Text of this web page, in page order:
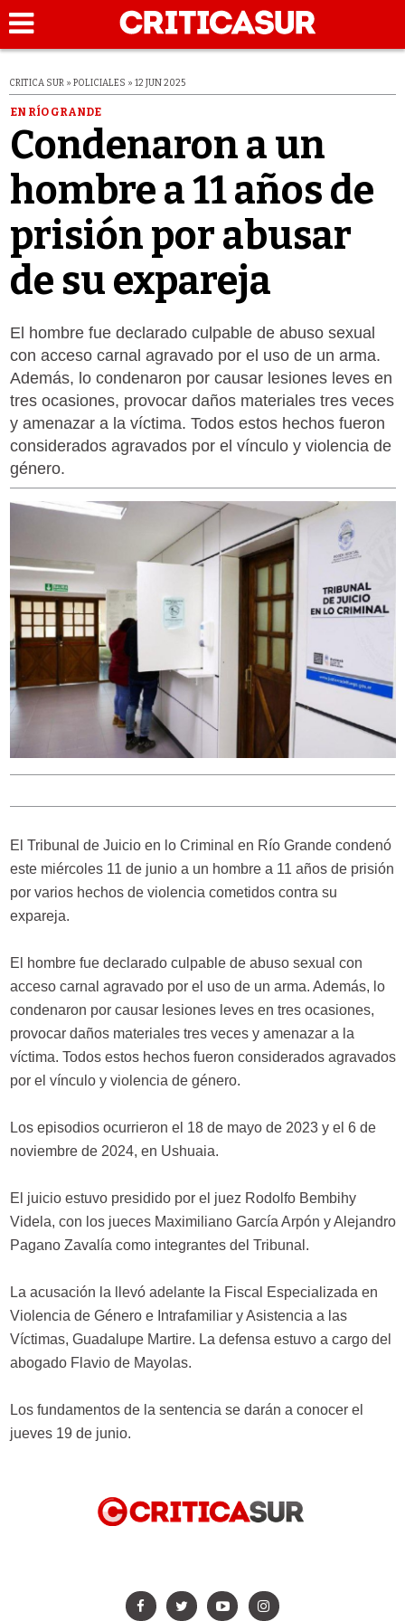
CRITICA SUR » POLICIALES » 12 JUN 2025
EN RÍO GRANDE
Condenaron a un
hombre a 11 años de
prisión por abusar
de su expareja
El hombre fue declarado culpable de abuso sexual
con acceso carnal agravado por el uso de un arma.
Además, lo condenaron por causar lesiones leves en
tres ocasiones, provocar daños materiales tres veces
y amenazar a la víctima. Todos estos hechos fueron
considerados agravados por el vínculo y violencia de
género.
El Tribunal de Juicio en lo Criminal en Río Grande condenó
este miércoles 11 de junio a un hombre a 11 años de prisión
por varios hechos de violencia cometidos contra su
expareja.
El hombre fue declarado culpable de abuso sexual con
acceso carnal agravado por el uso de un arma. Además, lo
condenaron por causar lesiones leves en tres ocasiones,
provocar daños materiales tres veces y amenazar a la
víctima. Todos estos hechos fueron considerados agravados
por el vínculo y violencia de género.
Los episodios ocurrieron el 18 de mayo de 2023 y el 6 de
noviembre de 2024, en Ushuaia.
El juicio estuvo presidido por el juez Rodolfo Bembihy
Videla, con los jueces Maximiliano García Arpón y Alejandro
Pagano Zavalía como integrantes del Tribunal.
La acusación la llevó adelante la Fiscal Especializada en
Violencia de Género e Intrafamiliar y Asistencia a las
Víctimas, Guadalupe Martire. La defensa estuvo a cargo del
abogado Flavio de Mayolas.
Los fundamentos de la sentencia se darán a conocer el
jueves 19 de junio.